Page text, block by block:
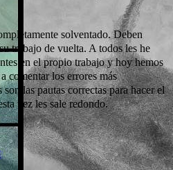
solventado. Deben
trabajo de vuelta. A todos les he
en el propio trabajo y hoy hemos
comentar los errores más
las pautas correctas para hacer el
vez les sale redondo.